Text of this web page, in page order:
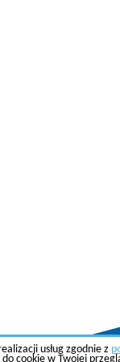
usług zgodnie z
cookie w Twojej